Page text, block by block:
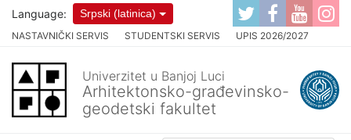
NASTAVNIČKI SERVIS STUDENTSKI SERVIS UPIS 2026/2027
Language: Srpski (latinica)
Univerzitet u Banjoj Luci
Arhitektonsko-građevinsko-
geodetski fakultet